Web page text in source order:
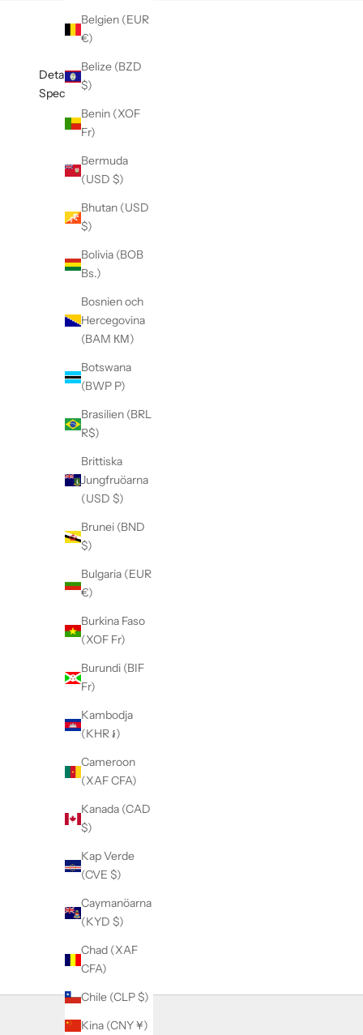
Belgien (EUR
€)
Belize (BZD
$)
Benin (XOF
Fr)
Bermuda
(USD $)
Bhutan (USD
$)
Bolivia (BOB
Bs.)
Bosnien och
Hercegovina
(BAM КМ)
Botswana
(BWP P)
Brasilien (BRL
R$)
Brittiska
Jungfruöarna
(USD $)
Brunei (BND
$)
Bulgaria (EUR
€)
Burkina Faso
(XOF Fr)
Burundi (BIF
Fr)
Kambodja
(KHR ៛)
Cameroon
(XAF CFA)
Kanada (CAD
$)
Kap Verde
(CVE $)
Caymanöarna
(KYD $)
Chad (XAF
CFA)
Chile (CLP $)
Kina (CNY ¥)
Detaljer
Specifikationer
a